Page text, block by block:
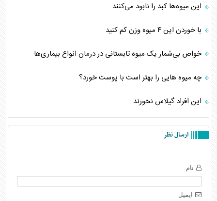
این میوه‌ها کبد را نابود می‌کنند
با خوردن این ۴ میوه وزن کم کنید
خواص بی‌شمار یک میوه تابستانی در درمان انواع بیماری‌ها
چه میوه هایی را بهتر است با پوست خورد؟
این افراد گیلاس نخورند
ارسال نظر
نام
ایمیل